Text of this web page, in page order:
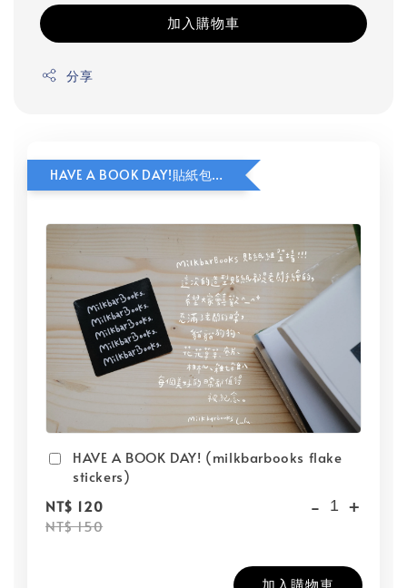
加入購物車
分享
HAVE A BOOK DAY!貼紙包加價購
HAVE A BOOK DAY! (milkbarbooks flake
stickers)
NT$ 120
NT$ 150
- +